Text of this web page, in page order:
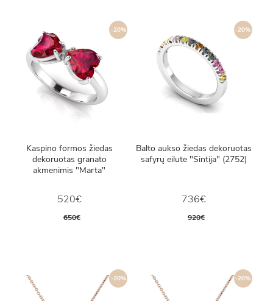
-20%
Kaspino formos žiedas
dekoruotas granato
akmenimis "Marta"
520€
650€
-20%
Balto aukso žiedas dekoruotas
safyrų eilute "Sintija" (2752)
736€
920€
-20% -20%